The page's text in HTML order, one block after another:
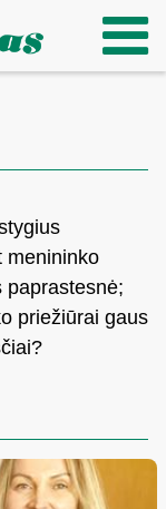
menininko
paprastesnė;
priežiūrai gaus